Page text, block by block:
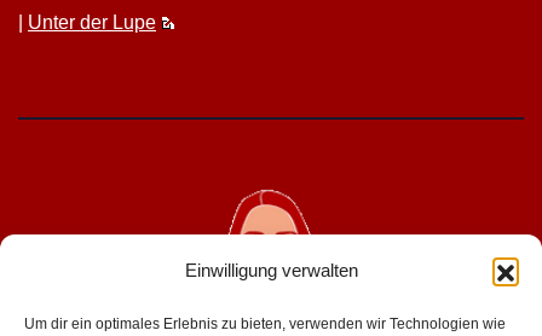
Einwilligung verwalten
Um dir ein optimales Erlebnis zu bieten, verwenden wir Technologien wie
Unter der Lupe